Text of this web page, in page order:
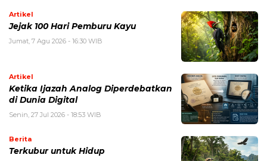
Artikel
Jejak 100 Hari Pemburu Kayu
Jumat, 7 Agu 2026 - 16:30 WIB
Artikel
Ketika Ijazah Analog Diperdebatkan
di Dunia Digital
Senin, 27 Jul 2026 - 18:53 WIB
Berita
Terkubur untuk Hidup